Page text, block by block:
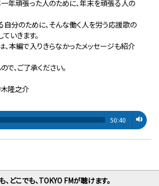
年頑張った人のために、年末を頑張る人の
自分のために、そんな働く人を労う応援歌の
いきます。
、本編で入りきらなかったメッセージも紹介
、ご了承ください。
木隆之介
50:40
、どこでも、TOKYO FMが聴けます。